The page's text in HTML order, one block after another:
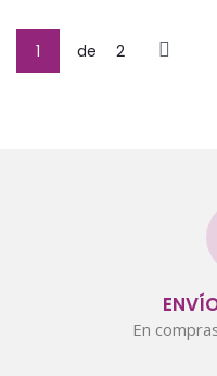
1 de 2
En